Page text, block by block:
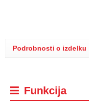
Podrobnosti o izdelku
Funkcija